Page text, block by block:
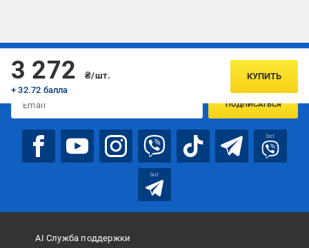
3 272
₴/шт.
+ 32.72 балла
КУПИТЬ
Подписывайтесь, чтобы узнавать первым об акцияx и
ПОДПИСАТЬСЯ
bot
bot
AI Служба поддержки